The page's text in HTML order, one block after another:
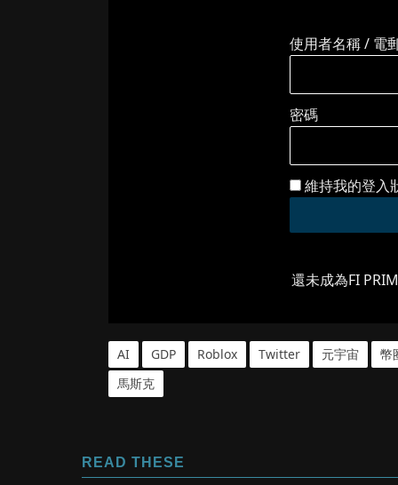
使用者名稱 / 電
密碼
維持我的登入
還未成為FI
AI GDP Roblox Twitter 元宇宙
幣
馬斯克
READ THESE